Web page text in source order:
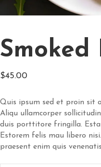
Smoked
$45.00
Quis ipsum sed et proin sit
Aliqu ullamcorper
duis porttitore fringilla.
Estorem felis mau libero
praesent enim quis